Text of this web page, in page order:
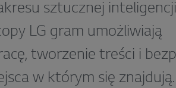
sztucznej
LG gram umożliwiają
tworzenie treści i
w którym się znajdują.